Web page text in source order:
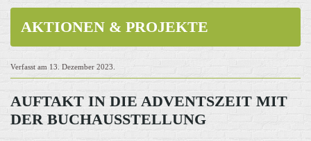
AKTIONEN & PROJEKTE
Verfasst am 13. Dezember 2023
AUFTAKT IN DIE ADVENTSZEIT MIT
DER BUCHAUSSTELLUNG